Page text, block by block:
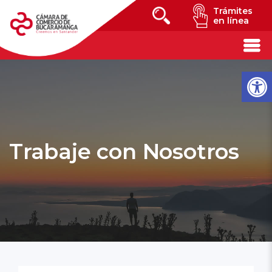
Trámites
en línea
Trabaje con Nosotros